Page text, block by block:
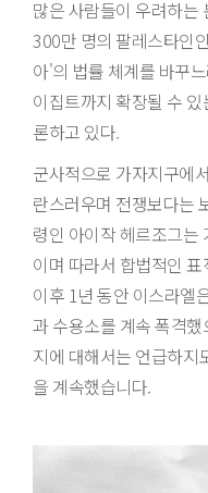
많은 사람들이 우려하는
300만 명의 팔레스타인
아'의 법률 체계를 바꾸
이집트까지 확장될 수
론하고 있다.
군사적으로 가자지구에
란스러우며 전쟁보다는
령인 아이작 헤르조그는
이며 따라서 합법적인
이후 1년 동안 이스라엘
과 수용소를 계속 폭격
지에 대해서는 언급하지
을 계속했습니다.